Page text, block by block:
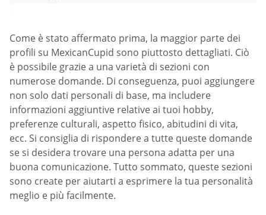
Come è stato affermato prima, la maggior parte dei
profili su MexicanCupid sono piuttosto dettagliati. Ciò
è possibile grazie a una varietà di sezioni con
numerose domande. Di conseguenza, puoi aggiungere
non solo dati personali di base, ma includere
informazioni aggiuntive relative ai tuoi hobby,
preferenze culturali, aspetto fisico, abitudini di vita,
ecc. Si consiglia di rispondere a tutte queste domande
se si desidera trovare una persona adatta per una
buona comunicazione. Tutto sommato, queste sezioni
sono create per aiutarti a esprimere la tua personalità
meglio e più facilmente.